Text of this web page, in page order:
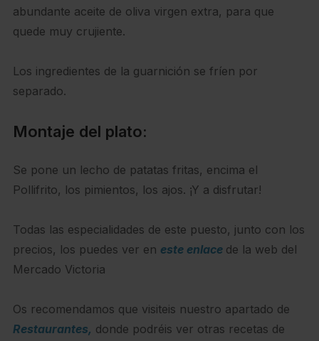
abundante aceite de oliva virgen extra, para que
quede muy crujiente.
Los ingredientes de la guarnición se fríen por
separado.
Montaje del plato:
Se pone un lecho de patatas fritas, encima el
Pollifrito, los pimientos, los ajos. ¡Y a disfrutar!
Todas las especialidades de este puesto, junto con los
precios, los puedes ver en este enlace de la web del
Mercado Victoria
Os recomendamos que visiteis nuestro apartado de
Restaurantes, donde podréis ver otras recetas de